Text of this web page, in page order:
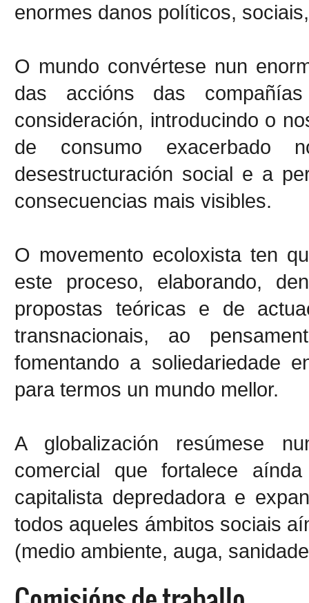
enormes danos políticos,
O mundo convértese nun
das accións das
consideración, introducindo o
de consumo exacerbado
desestructuración social e a
consecuencias mais visibles.
O movemento ecoloxista ten
este proceso, elaborando,
propostas teóricas e de
transnacionais, ao
fomentando a soliedariedade
para termos un mundo mellor.
A globalización resúmese
comercial que fortalece
capitalista depredadora e
todos aqueles ámbitos sociais
(medio ambiente, auga,